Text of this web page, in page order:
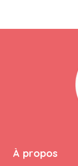
À propos